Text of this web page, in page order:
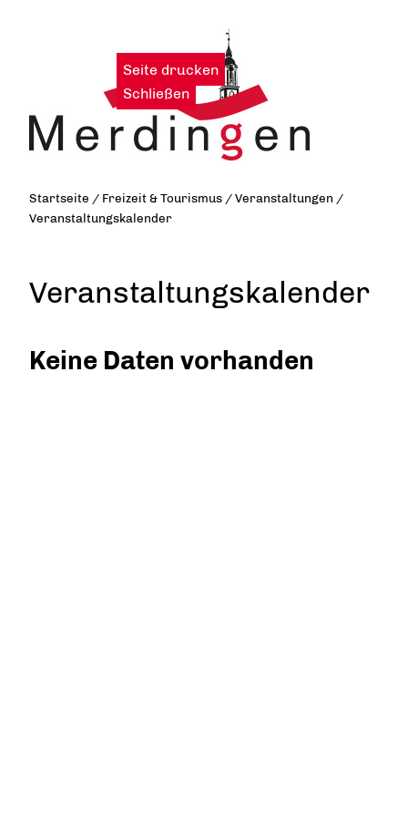
Seite drucken |
Schließen
Startseite / Freizeit & Tourismus /Veranstaltungen /
Veranstaltungskalender
Veranstaltungskalender
Keine Daten vorhanden